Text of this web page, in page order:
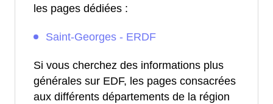
les pages dédiées :
Saint-Georges - ERDF
Si vous cherchez des informations plus
générales sur EDF, les pages consacrées
aux différents départements de la région